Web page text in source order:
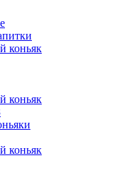
коньяк
коньяк
коньяк